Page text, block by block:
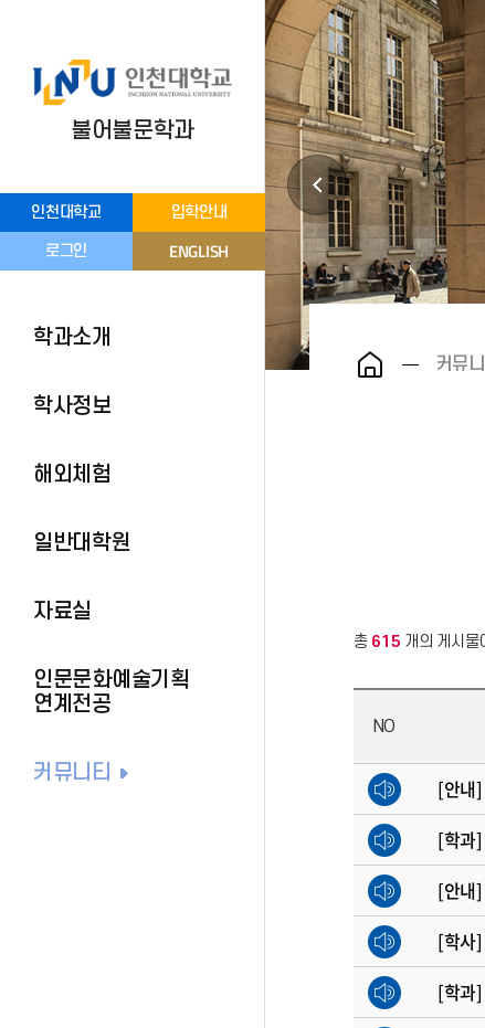
인천대학교 입학안내
로그인 ENGLISH
불어불문학과
학과소개
학사정보
해외체험
일반대학원
자료실
인문문화예술기획
연계전공
커뮤니티
커뮤
총 615 개의 게시물
NO
[안내
[학과
[안내
[학사
[학과